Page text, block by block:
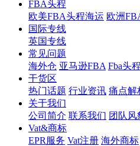
FBA头程
欧美FBA头程海运 欧洲
国际专线
英国专线
常见问题
海外仓 亚马逊FBA Fba头程
干货区
热门话题 行业资讯 痛点解
关于我们
公司简介 联系我们 团队风
Vat&商标
EPR服务 Vat注册 海外商标